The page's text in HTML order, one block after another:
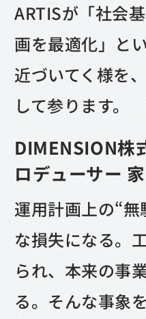
ARTISが「社会
画を最適化」と
近づいてく様を
して参ります。
DIMENSION株
ロデューサー
運用計画上の“
な損失になる。
られ、本来の事
る。そんな事象